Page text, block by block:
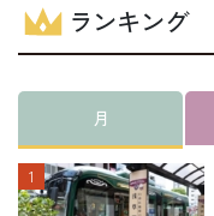
ランキング
月